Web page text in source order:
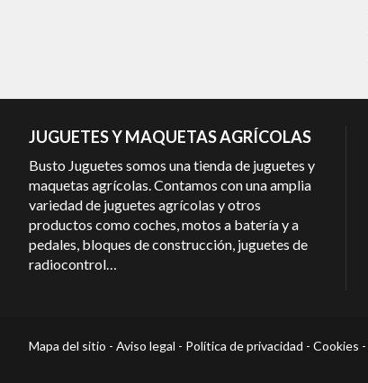
JUGUETES Y MAQUETAS AGRÍCOLAS
Busto Juguetes somos una tienda de juguetes y
maquetas agrícolas. Contamos con una amplia
variedad de juguetes agrícolas y otros
productos como coches, motos a batería y a
pedales, bloques de construcción, juguetes de
radiocontrol…
Mapa del sitio - Aviso legal - Política de privacidad - Cookies -